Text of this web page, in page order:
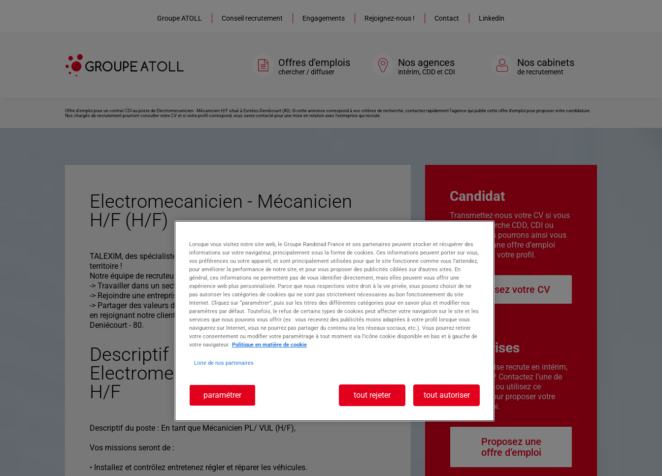
Groupe ATOLL Conseil recrutement Engagements Rejoignez-nous ! Contact Linkedin
Offres d’emplois
chercher / diffuser
Nos agences
intérim, CDD et CDI
Nos cabinets
de recrutement
Offre d’emploi pour un contrat CDI au poste de Electromecanicien - Mécanicien H/F situé à Estrées-Deniécourt (80). Si cette annonce correspond à vos critères de recherche, contactez rapidement l’agence qui publie cette offre d’emploi pour proposer votre candidature.
Nos chargés de recrutement pourront consulter votre CV et si votre profil correspond, vous serez contacté pour une mise en relation avec l’entreprise qui recrute.
Electromecanicien - Mécanicien
H/F (H/F)
TALEXIM, des spécialistes du recrutement engagés auprès des entreprises de leur
territoire !
Notre équipe de recruteurs vous propose de :
-> Travailler dans un secteur dynamique et en constante évolution
-> Rejoindre une entreprise qui favorise l'évolution professionnelle
-> Partager des valeurs d'entreprise fortes
en rejoignant notre client au poste de Electromecanicien - Mécanicien H/F sur Estrées-
Deniécourt - 80.
Descriptif du poste :
Electromecanicien - Mécanicien
H/F
Descriptif du poste : En tant que Mécanicien PL/ VUL (H/F),
Vos missions seront de :
• Installez et contrôlez entretenez régler et réparer les véhicules.
Candidat
Transmettez-nous votre CV si vous
êtes en recherche CDD, CDI ou
intérim. Nous pourrons ainsi vous
contacter si une offre d’emploi
correspond à votre profil.
Déposez votre CV
Entreprises
Votre entreprise recrute en intérim,
CDD ou CDI ? Contactez l’une de
nos agences ou utilisez ce
formulaire pour proposer votre
offre d’emploi.
Proposez une
offre d’emploi
Lorsque vous visitez notre site web, le Groupe Randstad France et ses partenaires peuvent stocker et récupérer des
informations sur votre navigateur, principalement sous la forme de cookies. Ces informations peuvent porter sur vous,
vos préférences ou votre appareil, et sont principalement utilisées pour que le site fonctionne comme vous l’attendez,
pour améliorer la performance de notre site, et pour vous proposer des publicités ciblées sur d’autres sites. En
général, ces informations ne permettent pas de vous identifier directement, mais elles peuvent vous offrir une
expérience web plus personnalisée. Parce que nous respectons votre droit à la vie privée, vous pouvez choisir de ne
pas autoriser les catégories de cookies qui ne sont pas strictement nécessaires au bon fonctionnement du site
Internet. Cliquez sur “paramétrer”, puis sur les titres des différentes catégories pour en savoir plus et modifier nos
paramètres par défaut. Toutefois, le refus de certains types de cookies peut affecter votre navigation sur le site et les
services que nous pouvons vous offrir (ex : vous recevrez des publicités moins adaptées à votre profil lorsque vous
naviguerez sur Internet, vous ne pourrez pas partager du contenu via les réseaux sociaux, etc.). Vous pourrez retirer
votre consentement ou modifier votre paramétrage à tout moment via l’icône cookie disponible en bas et à gauche de
votre navigateur. Politique en matière de cookie
Liste de nos partenaires
paramétrer tout rejeter tout autoriser